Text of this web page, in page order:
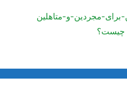
برای-مجردین-و-متاهلین
چیست؟